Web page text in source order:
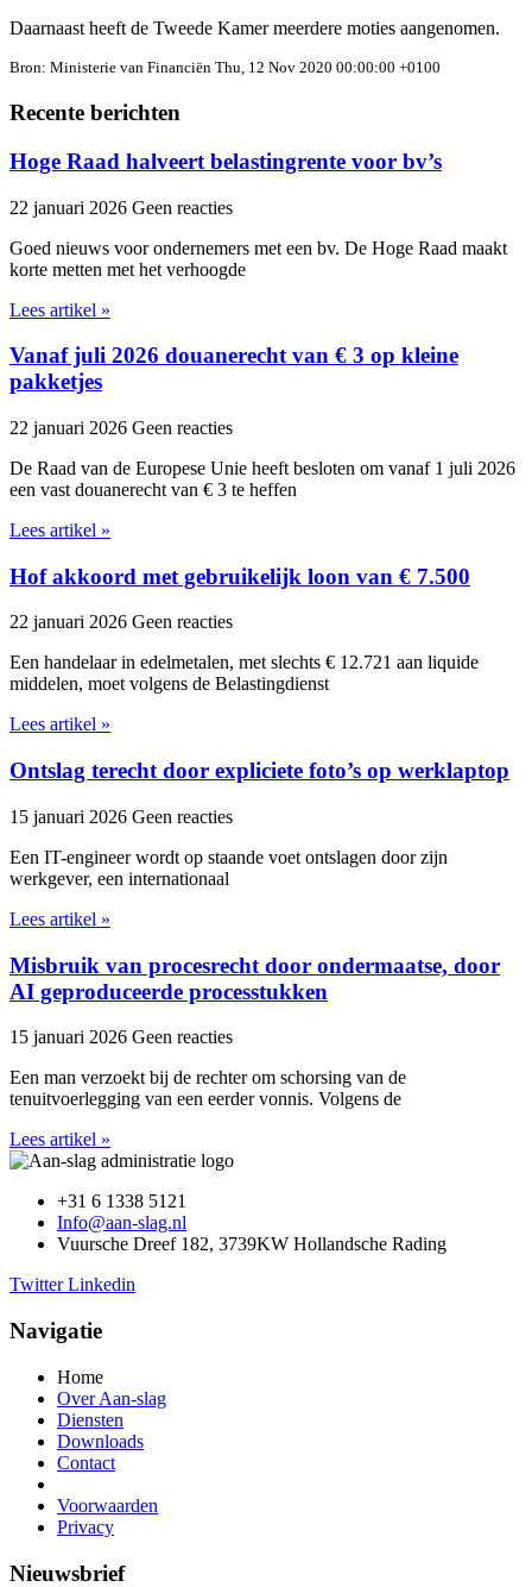
Daarnaast heeft de Tweede Kamer meerdere moties aangenomen.
Bron: Ministerie van Financiën Thu, 12 Nov 2020 00:00:00 +0100
Recente berichten
Hoge Raad halveert belastingrente voor bv’s
22 januari 2026 Geen reacties
Goed nieuws voor ondernemers met een bv. De Hoge Raad maakt
korte metten met het verhoogde
Lees artikel »
Vanaf juli 2026 douanerecht van € 3 op kleine
pakketjes
22 januari 2026 Geen reacties
De Raad van de Europese Unie heeft besloten om vanaf 1 juli 2026
een vast douanerecht van € 3 te heffen
Lees artikel »
Hof akkoord met gebruikelijk loon van € 7.500
22 januari 2026 Geen reacties
Een handelaar in edelmetalen, met slechts € 12.721 aan liquide
middelen, moet volgens de Belastingdienst
Lees artikel »
Ontslag terecht door expliciete foto’s op werklaptop
15 januari 2026 Geen reacties
Een IT-engineer wordt op staande voet ontslagen door zijn
werkgever, een internationaal
Lees artikel »
Misbruik van procesrecht door ondermaatse, door
AI geproduceerde processtukken
15 januari 2026 Geen reacties
Een man verzoekt bij de rechter om schorsing van de
tenuitvoerlegging van een eerder vonnis. Volgens de
Lees artikel »
+31 6 1338 5121
Info@aan-slag.nl
Vuursche Dreef 182, 3739KW Hollandsche Rading
Twitter Linkedin
Navigatie
Home
Over Aan-slag
Diensten
Downloads
Contact
Voorwaarden
Privacy
Nieuwsbrief